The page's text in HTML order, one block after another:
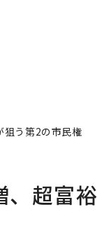
狙う第2の市民権
、超富裕